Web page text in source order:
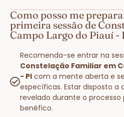
Como posso me
primeira sessão de
Campo Largo do Piauí -
Recomenda-se entrar na
Constelação Familiar em
- PI com a mente aberta e
específicas. Estar disposto a
revelado durante o processo
benéfico.